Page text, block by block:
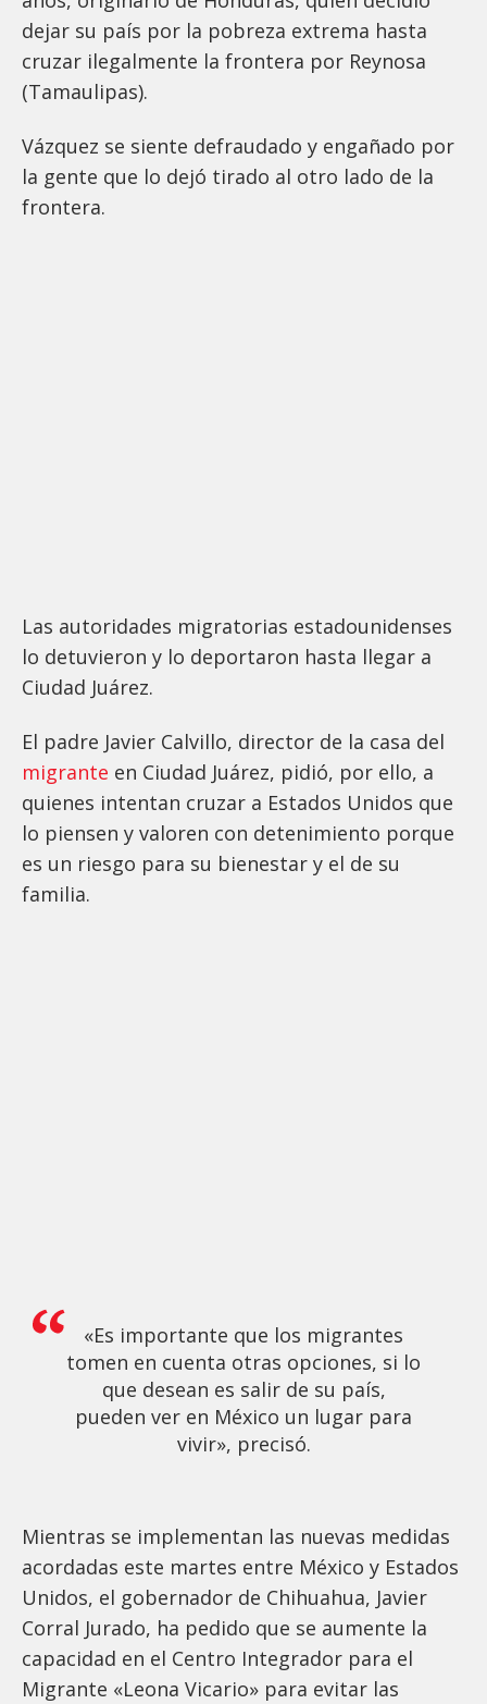
dejar su país por la pobreza extrema hasta
cruzar ilegalmente la frontera por Reynosa
(Tamaulipas).
Vázquez se siente defraudado y engañado por
la gente que lo dejó tirado al otro lado de la
frontera.
Las autoridades migratorias estadounidenses
lo detuvieron y lo deportaron hasta llegar a
Ciudad Juárez.
El padre Javier Calvillo, director de la casa del
migrante en Ciudad Juárez, pidió, por ello, a
quienes intentan cruzar a Estados Unidos que
lo piensen y valoren con detenimiento porque
es un riesgo para su bienestar y el de su
familia.
«Es importante que los migrantes
tomen en cuenta otras opciones, si lo
que desean es salir de su país,
pueden ver en México un lugar para
vivir», precisó.
Mientras se implementan las nuevas medidas
acordadas este martes entre México y Estados
Unidos, el gobernador de Chihuahua, Javier
Corral Jurado, ha pedido que se aumente la
capacidad en el Centro Integrador para el
Migrante «Leona Vicario» para evitar las